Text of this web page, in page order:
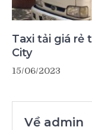
Taxi tải giá rẻ
City
15/06/2023
Về admin